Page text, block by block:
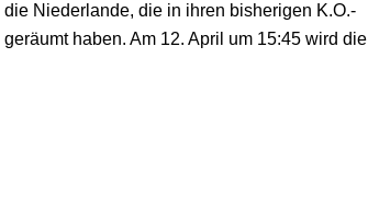
Niederlande, die in ihren bisherigen K.O.-
haben. Am 12. April um 15:45 wird die